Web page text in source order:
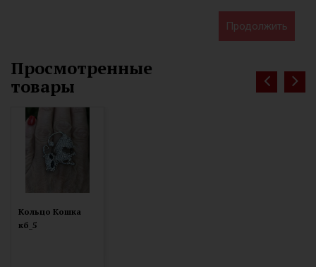
Продолжить
Просмотренные
товары
Кольцо Кошка
кб_5